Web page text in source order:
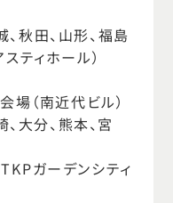
秋田、山形、福島
ティホール）
場（南近代ビル）
大分、熊本、宮
ガーデンシティ